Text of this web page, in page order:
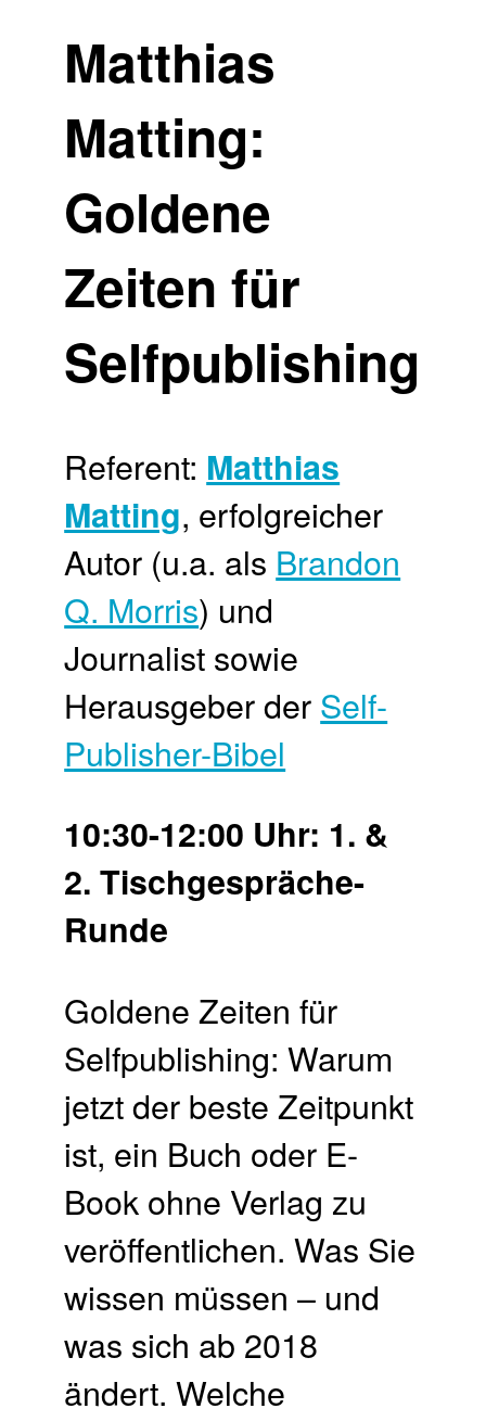
Matthias
Matting:
Goldene
Zeiten für
Selfpublishing
Referent: Matthias
Matting, erfolgreicher
Autor (u.a. als Brandon
Q. Morris) und
Journalist sowie
Herausgeber der Self-
Publisher-Bibel
10:30-12:00 Uhr: 1. &
2. Tischgespräche-
Runde
Goldene Zeiten für
Selfpublishing: Warum
jetzt der beste Zeitpunkt
ist, ein Buch oder E-
Book ohne Verlag zu
veröffentlichen. Was Sie
wissen müssen – und
was sich ab 2018
ändert. Welche